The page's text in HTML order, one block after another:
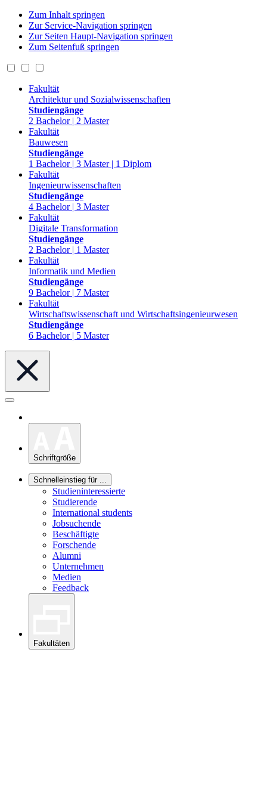
Zum Inhalt springen
Zur Service-Navigation springen
Zur Seiten Haupt-Navigation springen
Zum Seitenfuß springen
Fakultät
Architektur und Sozialwissenschaften
Studiengänge
2 Bachelor | 2 Master
Fakultät
Bauwesen
Studiengänge
1 Bachelor | 3 Master | 1 Diplom
Fakultät
Ingenieurwissenschaften
Studiengänge
4 Bachelor | 3 Master
Fakultät
Digitale Transformation
Studiengänge
2 Bachelor | 1 Master
Fakultät
Informatik und Medien
Studiengänge
9 Bachelor | 7 Master
Fakultät
Wirtschaftswissenschaft und Wirtschaftsingenieurwesen
Studiengänge
6 Bachelor | 5 Master
Schriftgröße
Schnelleinstieg für ...
Studieninteressierte
Studierende
International students
Jobsuchende
Beschäftigte
Forschende
Alumni
Unternehmen
Medien
Feedback
Fakultäten